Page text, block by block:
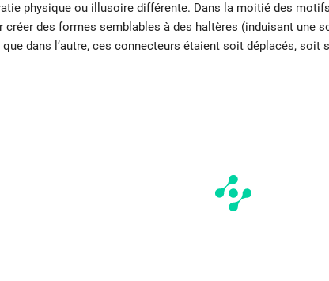
physique ou illusoire différente. Dans la moitié des
créer des formes semblables à des haltères (induisant une
que dans l’autre, ces connecteurs étaient soit déplacés, soit